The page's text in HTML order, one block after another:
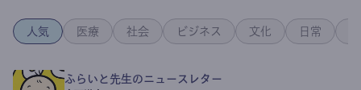
人気 医療 社会 ビジネス 文化 日常
ふらいと先生のニュースレター